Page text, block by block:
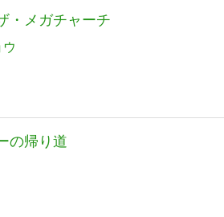
・メガチャーチ
の帰り道